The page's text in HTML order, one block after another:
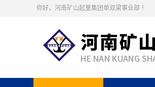
你好，河南矿山起重集团单双梁事业部 ！